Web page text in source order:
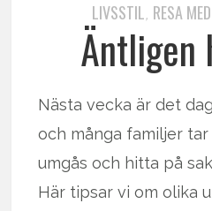
LIVSSTIL, RESA
Äntligen
Nästa vecka är det
och många familjer
umgås och hitta på
Här tipsar vi om olika